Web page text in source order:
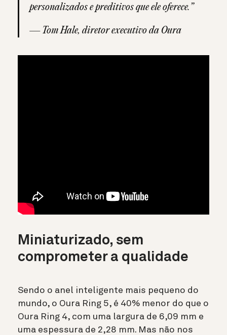
personalizados e preditivos que ele oferece.”
— Tom Hale, diretor executivo da Oura
Miniaturizado, sem
comprometer a qualidade
Sendo o anel inteligente mais pequeno do
mundo, o Oura Ring 5, é 40% menor do que o
Oura Ring 4, com uma largura de 6,09 mm e
uma espessura de 2,28 mm. Mas não nos